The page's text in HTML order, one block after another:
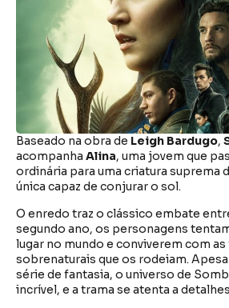
Baseado na obra de Leigh Bardugo,
acompanha Alina, uma jovem que
ordinária para uma criatura suprema
única capaz de conjurar o sol.
O enredo traz o clássico embate
segundo ano, os personagens
lugar no mundo e conviverem com
sobrenaturais que os rodeiam.
série de fantasia, o universo de
incrível, e a trama se atenta a